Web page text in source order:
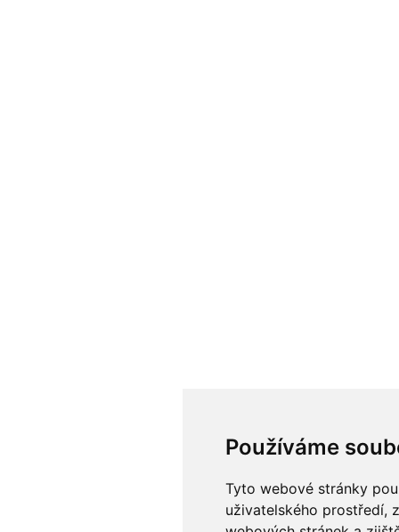
Používáme
Tyto webové stránky
uživatelského prostředí,